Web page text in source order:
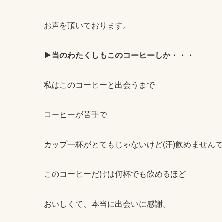
お声を頂いております。
▶当のわたくしもこのコーヒーしか・・・
私はこのコーヒーと出会うまで
コーヒーが苦手で
カップ一杯がとてもじゃないけど(汗)飲めませんで
このコーヒーだけは何杯でも飲めるほど
おいしくて、本当に出会いに感謝。